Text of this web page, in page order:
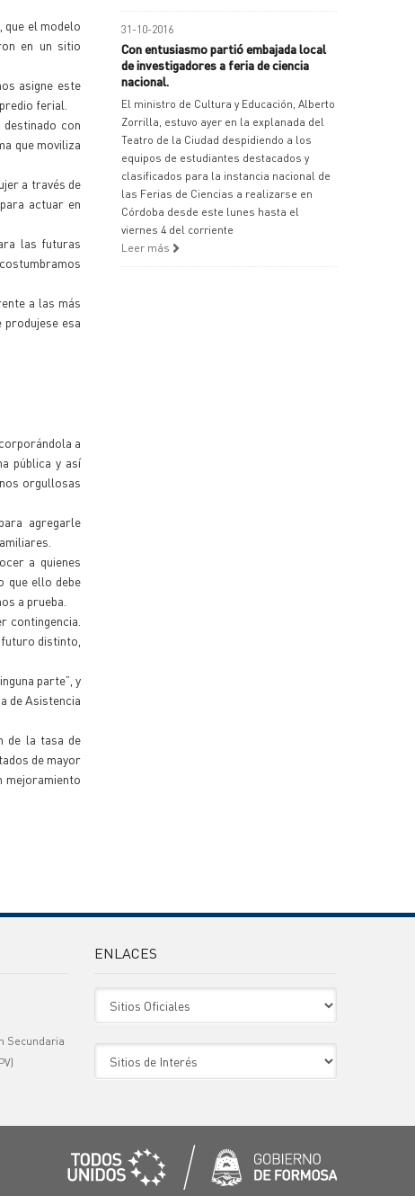
que el modelo
en un sitio
asigne este
ferial.
con
que moviliza
a través de
actuar en
las futuras
a las más
esa
a
pública y así
orgullosas
agregarle
a quienes
que ello debe
a prueba.
contingencia.
distinto,
parte”, y
de Asistencia
de la tasa de
de mayor
mejoramiento
31-10-2016
Con entusiasmo partió embajada local
de investigadores a feria de ciencia
nacional.
El ministro de Cultura y Educación, Alberto
Zorrilla, estuvo ayer en la explanada del
Teatro de la Ciudad despidiendo a los
equipos de estudiantes destacados y
clasificados para la instancia nacional de
las Ferias de Ciencias a realizarse en
Córdoba desde este lunes hasta el
viernes 4 del corriente
Leer más
Secundaria
ENLACES